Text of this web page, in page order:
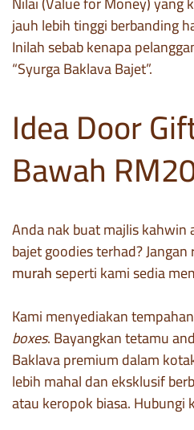
jauh lebih tinggi berbanding
Inilah sebab kenapa
“Syurga Baklava Bajet”.
Idea Door
Bawah
Anda nak buat majlis kahwin
bajet goodies terhad? Jangan
murahseperti kami sedia
Kami menyediakan
boxes. Bayangkan tetamu
Baklava premium dalam
lebih mahal dan eksklusif
atau keropok biasa.